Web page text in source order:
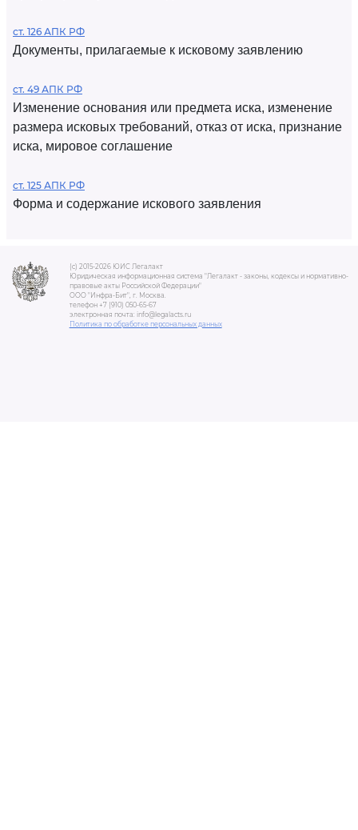
ст. 126 АПК РФ
Документы, прилагаемые к исковому заявлению
ст. 49 АПК РФ
Изменение основания или предмета иска, изменение
размера исковых требований, отказ от иска, признание
иска, мировое соглашение
ст. 125 АПК РФ
Форма и содержание искового заявления
(c) 2015-2026 ЮИС Легалакт
Юридическая информационная система "Легалакт - законы, кодексы и нормативно-
правовые акты Российской Федерации"
ООО "Инфра-Бит", г. Москва.
телефон +7 (910) 050-65-67
электронная почта: info@legalacts.ru
Политика по обработке персональных данных